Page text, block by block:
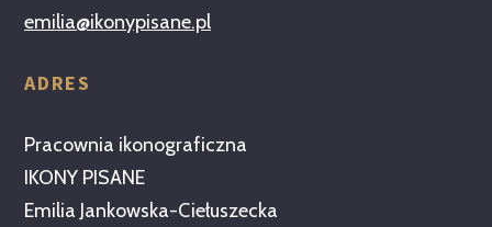
emilia@ikonypisane.pl
ADRES
Pracownia ikonograficzna
IKONY PISANE
Emilia Jankowska-Ciełuszecka